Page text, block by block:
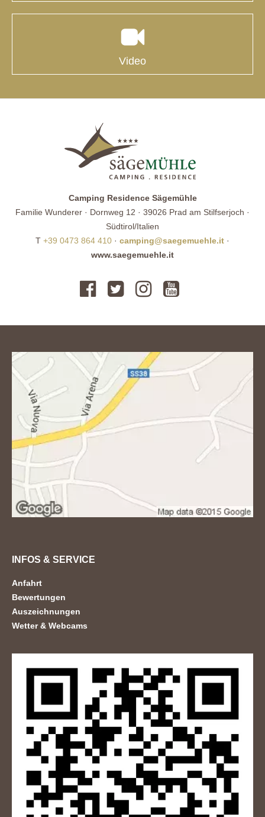
Video
Camping Residence Sägemühle
Familie Wunderer · Dornweg 12 · 39026 Prad am Stilfserjoch ·
Südtirol/Italien
T +39 0473 864 410 · camping@saegemuehle.it ·
www.saegemuehle.it
INFOS & SERVICE
Anfahrt
Bewertungen
Auszeichnungen
Wetter & Webcams